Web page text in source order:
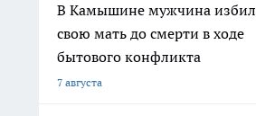
В Камышине мужчина избил
свою мать до смерти в ходе
бытового конфликта
7 августа